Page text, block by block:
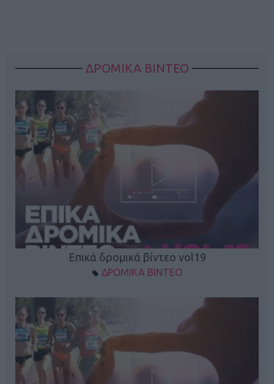
ΔΡΟΜΙΚΑ ΒΙΝΤΕΟ
Επικά δρομικά βίντεο vol19
ΔΡΟΜΙΚΑ ΒΙΝΤΕΟ